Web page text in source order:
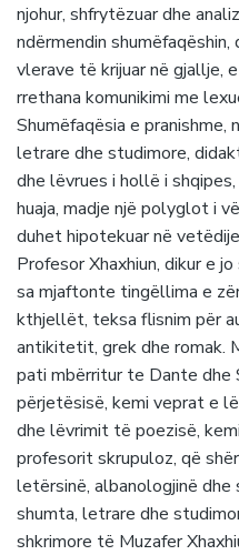
njohur, shfrytëzuar dhe
ndërmendin
vlerave të krijuar në gjallje,
rrethana komunikimi me
Shumëfaqësia e pranishme,
letrare dhe studimore,
dhe lëvrues i hollë i
huaja, madje një polyglot i
duhet hipotekuar në
Profesor Xhaxhiun, dikur e
sa mjaftonte tingëllima e
kthjellët, teksa flisnim për
antikitetit, grek dhe romak.
pati mbërritur te Dante dhe
përjetësisë, kemi veprat e
dhe lëvrimit të poezisë,
profesorit skrupuloz, që
letërsinë, albanologjinë
shumta, letrare dhe
shkrimore të Muzafer